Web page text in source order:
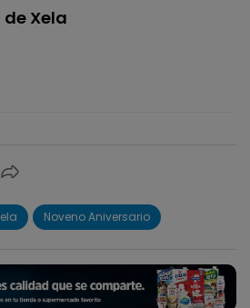
de Xela
Noveno Aniversario